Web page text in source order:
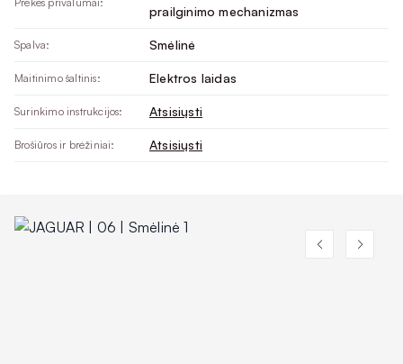
prailginimo mechanizmas
Spalva: Smėlinė
Maitinimo šaltinis: Elektros laidas
Surinkimo instrukcijos: Atsisiųsti
Brošiūros ir brėžiniai: Atsisiųsti